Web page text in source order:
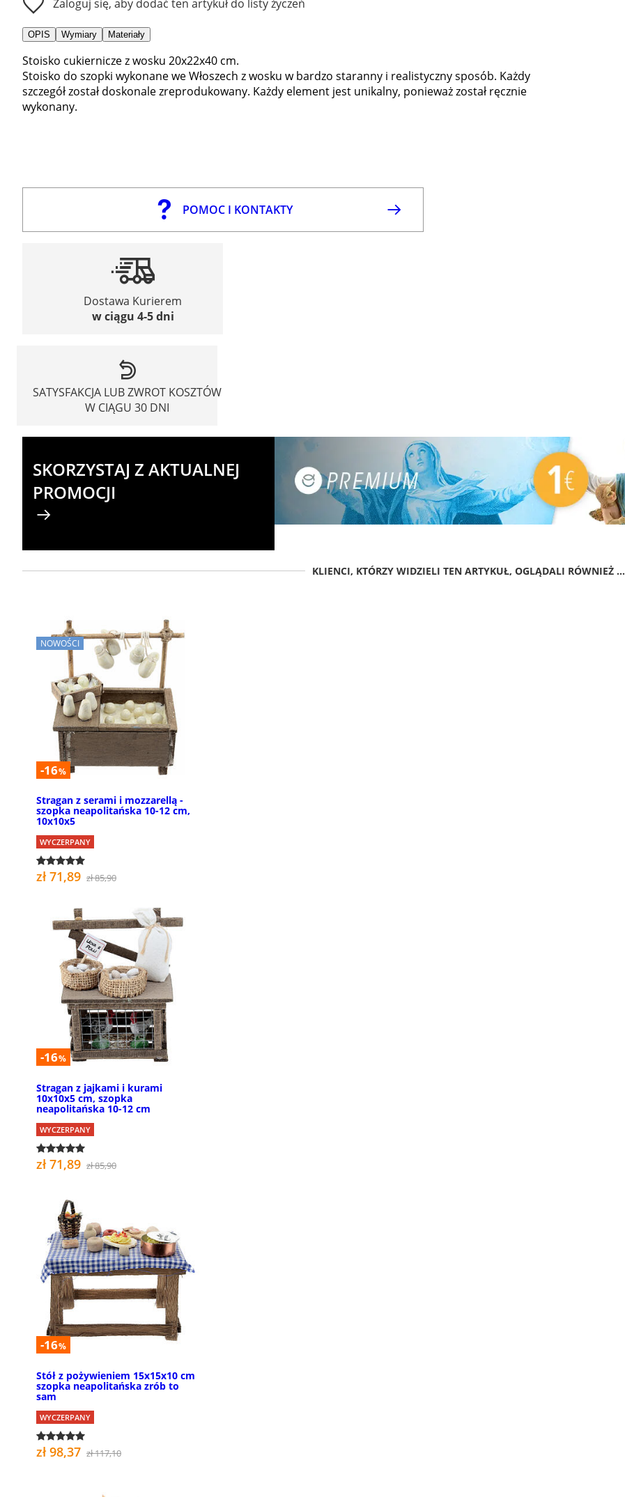
Zaloguj się, aby dodać ten artykuł do listy życzeń
OPIS Wymiary Materiały
Stoisko cukiernicze z wosku 20x22x40 cm.
Stoisko do szopki wykonane we Włoszech z wosku w bardzo staranny i realistyczny sposób. Każdy
szczegół został doskonale zreprodukowany. Każdy element jest unikalny, ponieważ został ręcznie
wykonany.
POMOC I KONTAKTY
Dostawa Kurierem
w ciągu 4-5 dni
SATYSFAKCJA LUB ZWROT KOSZTÓW
W CIĄGU 30 DNI
SKORZYSTAJ Z AKTUALNEJ
PROMOCJI
KLIENCI, KTÓRZY WIDZIELI TEN ARTYKUŁ, OGLĄDALI RÓWNIEŻ ...
NOWOŚCI
-16%
Stragan z serami i mozzarellą -
szopka neapolitańska 10-12 cm,
10x10x5
WYCZERPANY
zł 71,89 zł 85,90
-16%
Stragan z jajkami i kurami
10x10x5 cm, szopka
neapolitańska 10-12 cm
WYCZERPANY
zł 71,89 zł 85,90
-16%
Stół z pożywieniem 15x15x10 cm
szopka neapolitańska zrób to
sam
WYCZERPANY
zł 98,37 zł 117,10